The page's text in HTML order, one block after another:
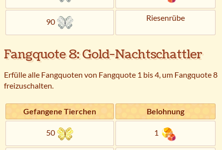
90 Riesenrübe
Fangquote 8: Gold-Nachtschattler
Erfülle alle Fangquoten von Fangquote 1 bis 4, um Fangquote 8
freizuschalten.
Gefangene Tierchen Belohnung
50 1